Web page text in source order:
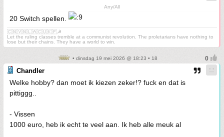
Any/All
20 Switch spellen.
🇨🇳🇻🇳🇱🇦🇨🇺🇰🇵☭
Let the ruling classes tremble at a communist revolution. The proletarians have nothing to
lose but their chains. They have a world to win.
• dinsdag 19 mei 2026 @ 18:23 • 18
Chandler
Welke hobby? dan moet ik kiezen zeker!? fuck en dat is
pittiggg..
- Vissen
1000 euro, heb ik echt te veel aan. Ik heb alle meuk al